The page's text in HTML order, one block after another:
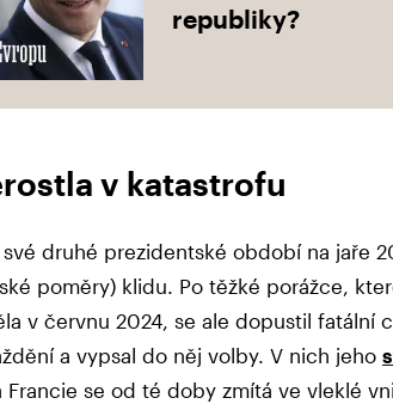
republiky?
v katastrofu
druhé prezidentské období na jaře
poměry) klidu. Po těžké porážce,
v červnu 2024, se ale dopustil fatální
a vypsal do něj volby. V nich jeho
Francie se od té doby zmítá ve vleklé